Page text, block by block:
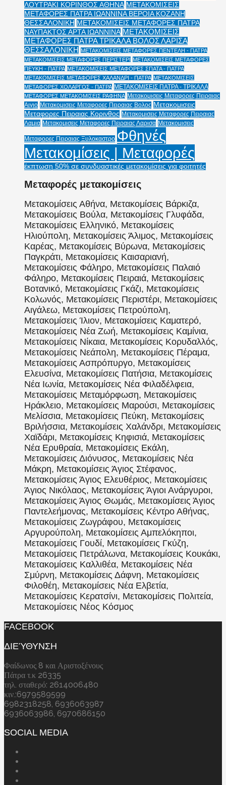
ΛΟΥΤΡΑΚΙ ΚΟΡΙΝΘΟΣ ΑΘΗΝΑ ΜΕΤΑΚΟΜΙΣΕΙΣ
ΜΕΤΑΦΟΡΕΣ ΠΑΤΡΑ ΙΩΑΝΝΙΝΑ ΒΕΡΟΙΑ ΚΟΖΑΝΗ
ΘΕΣΣΑΛΟΝΙΚΗ ΜΕΤΑΚΟΜΙΣΕΙΣ ΜΕΤΑΦΟΡΕΣ ΠΑΤΡΑ
ΝΑΥΠΑΚΤΟΣ ΑΡΤΑ ΙΩΑΝΝΙΝΑ ΜΕΤΑΚΟΜΙΣΕΙΣ
ΜΕΤΑΦΟΡΕΣ ΠΑΤΡΑ ΤΡΙΚΑΛΑ ΒΟΛΟΣ ΛΑΡΙΣΑ
ΘΕΣΣΑΛΟΝΙΚΗ ΜΕΤΑΚΟΜΙΣΕΙΣ ΜΕΤΑΦΟΡΕΣ ΠΕΝΤΕΛΗ - ΠΑΤΡΑ
ΜΕΤΑΚΟΜΙΣΕΙΣ ΜΕΤΑΦΟΡΕΣ ΠΕΡΙΣΤΕΡΙ ΜΕΤΑΚΟΜΙΣΕΙΣ ΜΕΤΑΦΟΡΕΣ
ΠΕΥΚΗ - ΠΑΤΡΑ ΜΕΤΑΚΟΜΙΣΕΙΣ ΜΕΤΑΦΟΡΕΣ ΣΠΑΤΑ - ΠΑΤΡΑ
ΜΕΤΑΚΟΜΙΣΕΙΣ ΜΕΤΑΦΟΡΕΣ ΧΑΛΑΝΔΡΙ - ΠΑΤΡΑ ΜΕΤΑΚΟΜΙΣΕΙΣ
ΜΕΤΑΦΟΡΕΣ ΧΟΛΑΡΓΟΣ - ΠΑΤΡΑ ΜΕΤΑΚΟΜΙΣΕΙΣ ΠΑΤΡΑ - ΤΡΙΚΑΛΑ
ΜΕΤΑΦΟΡΕΣ ΜΕΤΑΚΟΜΙΣΕΙΣ ΡΑΦΗΝΑ Μετακομισεις Μεταφορες Πειραιας
Αιγιο Μετακομισεις Μεταφορες Πειραιας Βολος Μετακομισεις
Μεταφορες Πειραιας Κορινθος Μετακομισεις Μεταφορες Πειραιας
Λαμια Μετακομισεις Μεταφορες Πειραιας Λαρισα Μετακομισεις
Μεταφορες Πειραιας Ξυλοκαστρο Φθηνές
Μετακομίσεις | Μεταφορές
έκπτωση 50% σε συνδυαστικές μετακομίσεις για φοιτητές
Μεταφορές μετακομίσεις
Μετακομίσεις Αθήνα, Μετακομίσεις Βάρκιζα,
Μετακομίσεις Βούλα, Μετακομίσεις Γλυφάδα,
Μετακομίσεις Ελληνικό, Μετακομίσεις
Ηλιούπολη, Μετακομίσεις Άλιμος, Μετακομίσεις
Καρέας, Μετακομίσεις Βύρωνα, Μετακομίσεις
Παγκράτι, Μετακομίσεις Καισαριανή,
Μετακομίσεις Φάληρο, Μετακομίσεις Παλαιό
Φάληρο, Μετακομίσεις Πειραιά, Μετακομίσεις
Βοτανικό, Μετακομίσεις Γκάζι, Μετακομίσεις
Κολωνός, Μετακομίσεις Περιστέρι, Μετακομίσεις
Αιγάλεω, Μετακομίσεις Πετρούπολη,
Μετακομίσεις Ίλιον, Μετακομίσεις Καματερό,
Μετακομίσεις Νέα Ζωή, Μετακομίσεις Καμίνια,
Μετακομίσεις Νίκαια, Μετακομίσεις Κορυδαλλός,
Μετακομίσεις Νεάπολη, Μετακομίσεις Πέραμα,
Μετακομίσεις Ασπρόπυργο, Μετακομίσεις
Ελευσίνα, Μετακομίσεις Πατήσια, Μετακομίσεις
Νέα Ιωνία, Μετακομίσεις Νέα Φιλαδέλφεια,
Μετακομίσεις Μεταμόρφωση, Μετακομίσεις
Ηράκλειο, Μετακομίσεις Μαρούσι, Μετακομίσεις
Μελίσσια, Μετακομίσεις Πεύκη, Μετακομίσεις
Βριλήσσια, Μετακομίσεις Χαλάνδρι, Μετακομίσεις
Χαϊδάρι, Μετακομίσεις Κηφισιά, Μετακομίσεις
Νέα Ερυθραία, Μετακομίσεις Εκάλη,
Μετακομίσεις Διόνυσος, Μετακομίσεις Νέα
Μάκρη, Μετακομίσεις Άγιος Στέφανος,
Μετακομίσεις Άγιος Ελευθέριος, Μετακομίσεις
Άγιος Νικόλαος, Μετακομίσεις Άγιοι Ανάργυροι,
Μετακομίσεις Άγιος Θωμάς, Μετακομίσεις Άγιος
Παντελεήμονας, Μετακομίσεις Κέντρο Αθήνας,
Μετακομίσεις Ζωγράφου, Μετακομίσεις
Αργυρούπολη, Μετακομίσεις Αμπελόκηποι,
Μετακομίσεις Γουδί, Μετακομίσεις Γκύζη,
Μετακομίσεις Πετράλωνα, Μετακομίσεις Κουκάκι,
Μετακομίσεις Καλλιθέα, Μετακομίσεις Νέα
Σμύρνη, Μετακομίσεις Δάφνη, Μετακομίσεις
Φιλοθέη, Μετακομίσεις Νέα Ελβετία,
Μετακομίσεις Κερατσίνι, Μετακομίσεις Πολιτεία,
Μετακομίσεις Νέος Κόσμος
FACEBOOK
ΔΙΕΎΘΥΝΣΗ
Φαίδωνος 8 και Αριστοξένους
Πάτρα τ.κ 26335
τηλ. σταθερό: 2614006480
κιν.:6979589599
6982318258, 6936063987
6936063986, 6970686150
SOCIAL MEDIA